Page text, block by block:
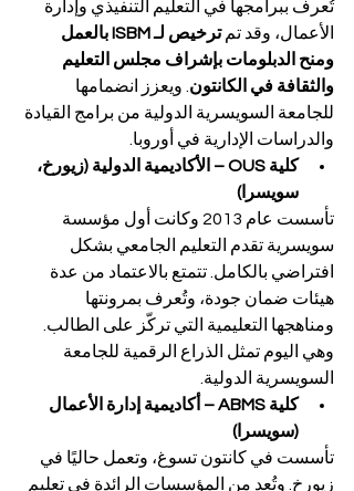
تُعرف ببرامجها في التعليم التنفيذي وإدارة
الأعمال، وقد تم
ترخيص لـ ISBM بالعمل
ومنح الدبلومات بإشراف مجلس التعليم
والثقافة في الكانتون . ويعزز انضمامها
للجامعة السويسرية الدولية من برامج القيادة
والدراسات الإدارية في أوروبا.
كلية OUS – الأكاديمية الدولية (زيورخ،
سويسرا)
تأسست عام 2013 وكانت أول مؤسسة
سويسرية تقدم التعليم الجامعي بشكل
افتراضي بالكامل. تتمتع بالاعتماد من عدة
هيئات ضمان جودة، وتُعرف بمرونتها
ومناهجها التعليمية التي تركّز على الطالب.
وهي اليوم تمثل الذراع الرقمية للجامعة
السويسرية الدولية.
كلية ABMS – أكاديمية إدارة الأعمال
(سويسرا)
تأسست في كانتون تسوغ، وتعمل حاليًا في
زيورخ. وتُعد من المؤسسات الرائدة في تعليم